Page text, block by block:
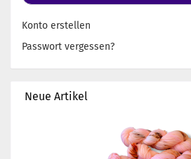
Konto erstellen
Passwort vergessen?
Neue Artikel